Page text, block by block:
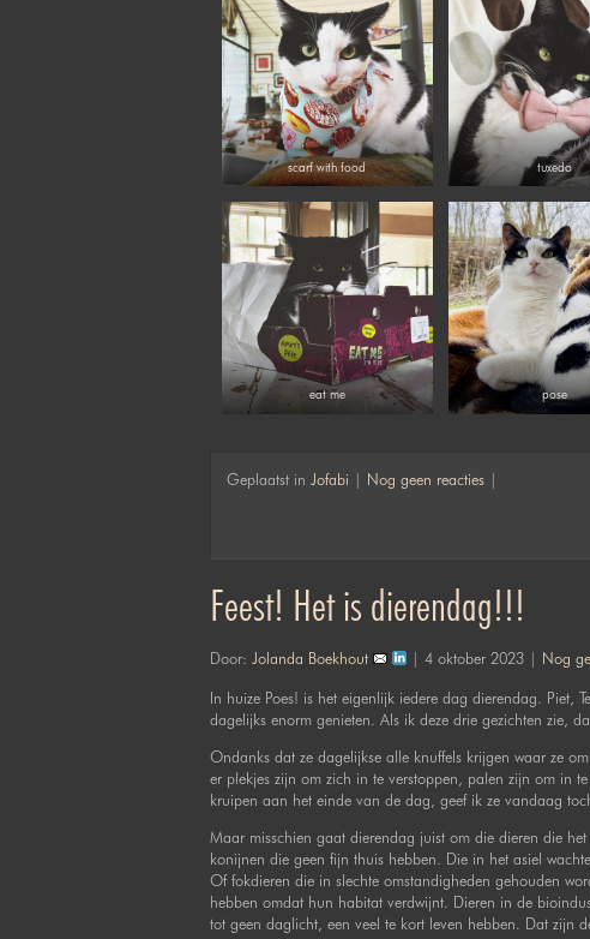
scarf with food tuxedo
eat me pose
Geplaatst in Jofabi | Nog geen reacties|
Feest! Het is dierendag!!!
Door: Jolanda Boekhout | 4 oktober 2023 | Nog
In huize Poes! is het eigenlijk iedere dag dierendag. Piet,
dagelijks enorm genieten. Als ik deze drie gezichten zie,
Ondanks dat ze dagelijkse alle knuffels krijgen waar ze
er plekjes zijn om zich in te verstoppen, palen zijn om in
kruipen aan het einde van de dag, geef ik ze vandaag
Maar misschien gaat dierendag juist om die dieren die
konijnen die geen fijn thuis hebben. Die in het asiel
Of fokdieren die in slechte omstandigheden gehouden
hebben omdat hun habitat verdwijnt. Dieren in de
tot geen daglicht, een veel te kort leven hebben. Dat zijn